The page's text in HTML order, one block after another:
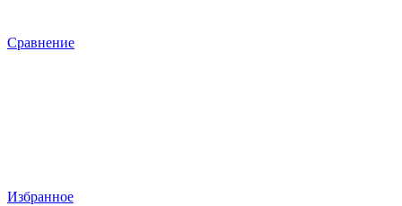
Сравнение
Избранное